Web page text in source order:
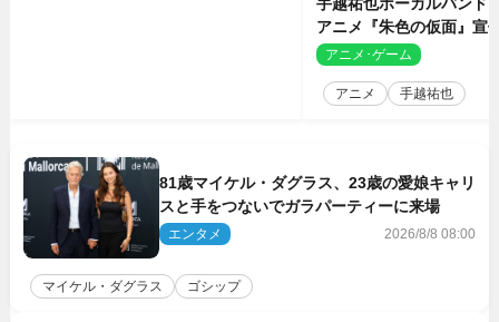
アニメ『朱色の仮面』宣
決定
アニメ･ゲーム
アニメ 手越祐也
81歳マイケル・ダグラス、23歳の愛娘キャリ
スと手をつないでガラパーティーに来場
エンタメ 2026/8/8 08:00
マイケル・ダグラス ゴシップ